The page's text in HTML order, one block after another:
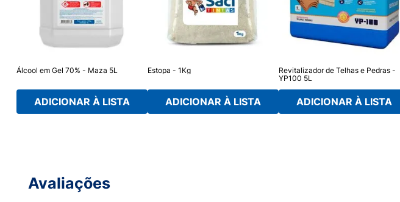
Álcool em Gel 70% - Maza 5L
ADICIONAR À LISTA
Estopa - 1Kg
ADICIONAR À LISTA
Revitalizador de Telhas e Pedras -
YP100 5L
ADICIONAR À LISTA
Avaliações